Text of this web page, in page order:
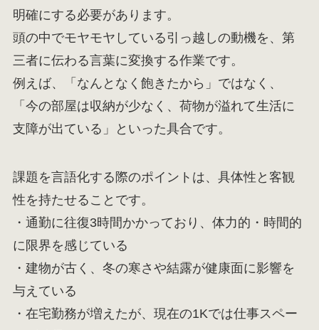
明確にする必要があります。
頭の中でモヤモヤしている引っ越しの動機を、第
三者に伝わる言葉に変換する作業です。
例えば、「なんとなく飽きたから」ではなく、
「今の部屋は収納が少なく、荷物が溢れて生活に
支障が出ている」といった具合です。
課題を言語化する際のポイントは、具体性と客観
性を持たせることです。
・通勤に往復3時間かかっており、体力的・時間的
に限界を感じている
・建物が古く、冬の寒さや結露が健康面に影響を
与えている
・在宅勤務が増えたが、現在の1Kでは仕事スペー